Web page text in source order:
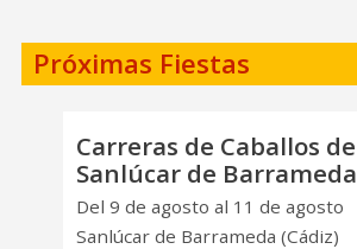
Próximas Fiestas
Carreras de Caballos de
Sanlúcar de Barrameda
Del 9 de agosto al 11 de agosto
Sanlúcar de Barrameda (Cádiz)